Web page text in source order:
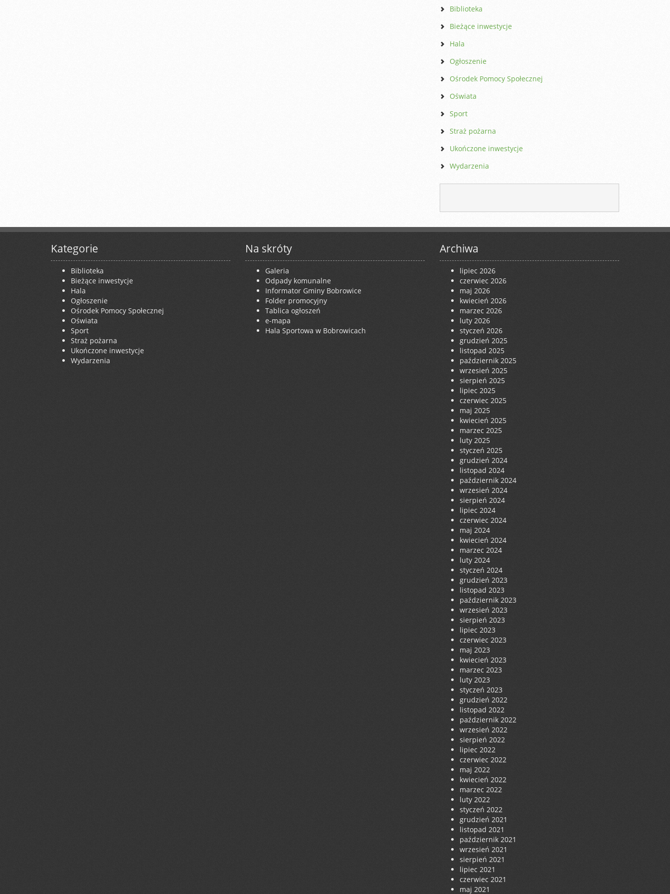
Biblioteka
Bieżące inwestycje
Hala
Ogłoszenie
Ośrodek Pomocy Społecznej
Oświata
Sport
Straż pożarna
Ukończone inwestycje
Wydarzenia
Kategorie
Biblioteka
Bieżące inwestycje
Hala
Ogłoszenie
Ośrodek Pomocy Społecznej
Oświata
Sport
Straż pożarna
Ukończone inwestycje
Wydarzenia
Na skróty
Galeria
Odpady komunalne
Informator Gminy Bobrowice
Folder promocyjny
Tablica ogłoszeń
e-mapa
Hala Sportowa w Bobrowicach
Archiwa
lipiec 2026
czerwiec 2026
maj 2026
kwiecień 2026
marzec 2026
luty 2026
styczeń 2026
grudzień 2025
listopad 2025
październik 2025
wrzesień 2025
sierpień 2025
lipiec 2025
czerwiec 2025
maj 2025
kwiecień 2025
marzec 2025
luty 2025
styczeń 2025
grudzień 2024
listopad 2024
październik 2024
wrzesień 2024
sierpień 2024
lipiec 2024
czerwiec 2024
maj 2024
kwiecień 2024
marzec 2024
luty 2024
styczeń 2024
grudzień 2023
listopad 2023
październik 2023
wrzesień 2023
sierpień 2023
lipiec 2023
czerwiec 2023
maj 2023
kwiecień 2023
marzec 2023
luty 2023
styczeń 2023
grudzień 2022
listopad 2022
październik 2022
wrzesień 2022
sierpień 2022
lipiec 2022
czerwiec 2022
maj 2022
kwiecień 2022
marzec 2022
luty 2022
styczeń 2022
grudzień 2021
listopad 2021
październik 2021
wrzesień 2021
sierpień 2021
lipiec 2021
czerwiec 2021
maj 2021